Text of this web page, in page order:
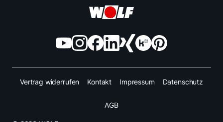
Vertrag widerrufen Kontakt Impressum Datenschutz
AGB